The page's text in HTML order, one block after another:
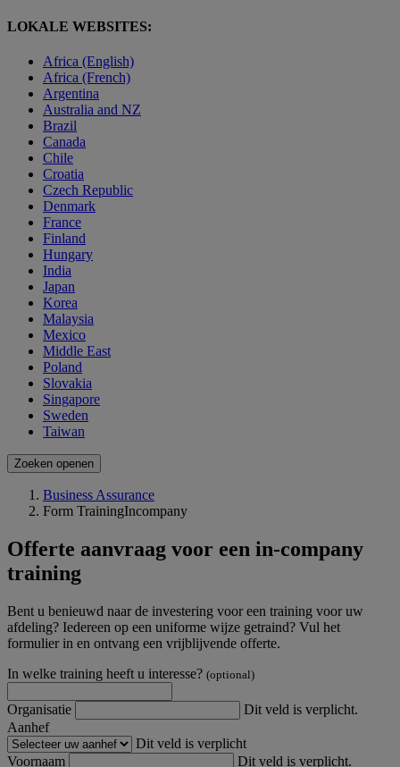
LOKALE WEBSITES:
Africa (English)
Africa (French)
Argentina
Australia and NZ
Brazil
Canada
Chile
Croatia
Czech Republic
Denmark
France
Finland
Hungary
India
Japan
Korea
Malaysia
Mexico
Middle East
Poland
Slovakia
Singapore
Sweden
Taiwan
Zoeken openen
Business Assurance
Form TrainingIncompany
Offerte aanvraag voor een in-company
training
Bent u benieuwd naar de investering voor een training voor uw
afdeling? Iedereen op een uniforme wijze getraind? Vul het
formulier in en ontvang een vrijblijvende offerte.
In welke training heeft u interesse? (optional)
Organisatie
Dit veld is verplicht.
Aanhef
Dit veld is verplicht
Voornaam
Dit veld is verplicht.